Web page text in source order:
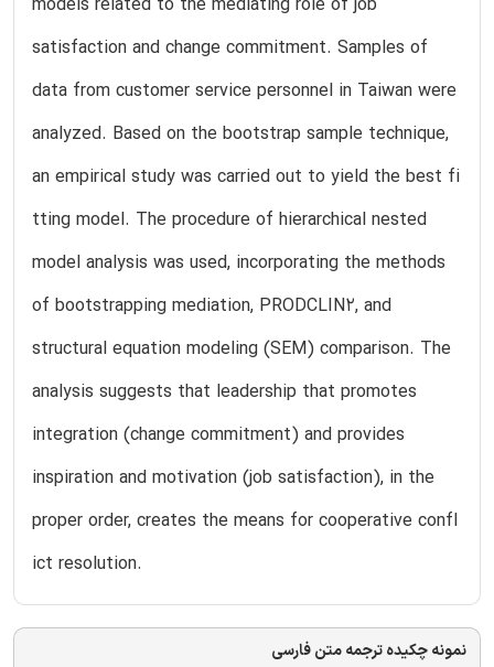
models related to the mediating role of job
satisfaction and change commitment. Samples of
data from customer service personnel in Taiwan were
analyzed. Based on the bootstrap sample technique,
an empirical study was carried out to yield the best fi
tting model. The procedure of hierarchical nested
model analysis was used, incorporating the methods
of bootstrapping mediation, PRODCLIN2, and
structural equation modeling (SEM) comparison. The
analysis suggests that leadership that promotes
integration (change commitment) and provides
inspiration and motivation (job satisfaction), in the
proper order, creates the means for cooperative confl
ict resolution.
نمونه چکیده ترجمه متن فارسی